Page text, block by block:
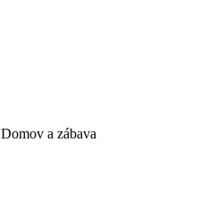
Domov a zábava